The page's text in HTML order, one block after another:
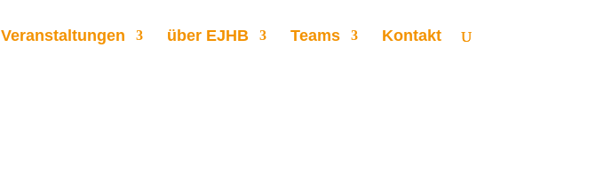
Veranstaltungen über EJHB Teams Kontakt